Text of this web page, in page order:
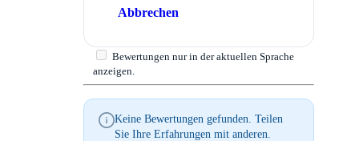
Abbrechen
Bewertungen nur in der aktuellen Sprache
anzeigen.
Keine Bewertungen gefunden. Teilen
Sie Ihre Erfahrungen mit anderen.